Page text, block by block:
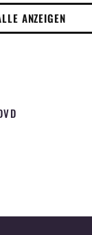
ANZEIGEN